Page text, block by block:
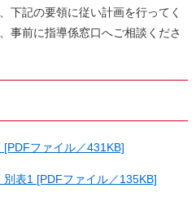
下記の要領に従い計画を行ってく
事前に指導係窓口へご相談くださ
ファイル／431KB]
表1 [PDFファイル／135KB]